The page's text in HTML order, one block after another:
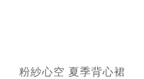
粉紗心空 夏季背心裙